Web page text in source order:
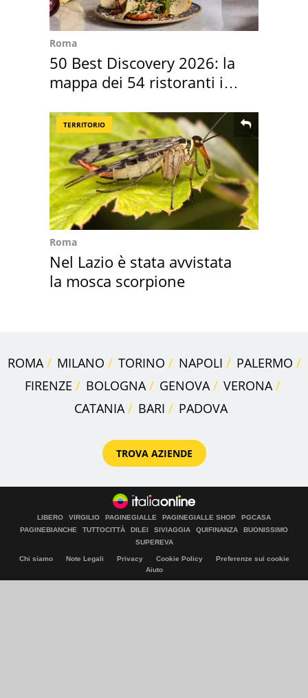
Roma
50 Best Discovery 2026: la
mappa dei 54 ristoranti in
TERRITORIO
Roma
Nel Lazio è stata avvistata
la mosca scorpione
ROMA MILANO TORINO NAPOLI
PALERMO
FIRENZE
BOLOGNA GENOVA
VERONA
CATANIA
BARI PADOVA
TROVA AZIENDE
LIBERO VIRGILIO PAGINEGIALLE PAGINEGIALLE SHOP
PGCASA
PAGINEBIANCHE
TUTTOCITTÀ DILEI SIVIAGGIA QUIFINANZA
BUONISSIMO
SUPEREVA
Chi siamo Note Legali Privacy Cookie Policy
Preferenze sui cookie
Aiuto